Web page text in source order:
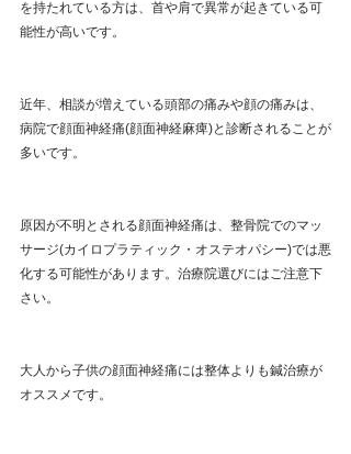
を持たれている方は、首や肩で異常が起きている可
能性が高いです。
近年、相談が増えている頭部の痛みや顔の痛みは、
病院で顔面神経痛(顔面神経麻痺)と診断されることが
多いです。
原因が不明とされる顔面神経痛は、整骨院でのマッ
サージ(カイロプラティック・オステオパシー)では悪
化する可能性があります。治療院選びにはご注意下
さい。
大人から子供の顔面神経痛には整体よりも鍼治療が
オススメです。